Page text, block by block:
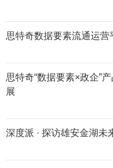
思特奇数据要素流通运
思特奇“数据要素×政企”
展
深度派 · 探访雄安金湖未